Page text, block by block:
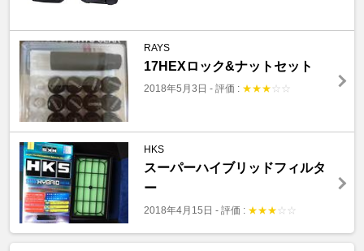
RAYS
17HEXロック&ナットセット
2018年5月3日 - 評価 : ★★★ ☆ ☆
HKS
スーパーハイブリッドフィルタ
ー
2018年4月15日 - 評価 : ★★★ ☆ ☆